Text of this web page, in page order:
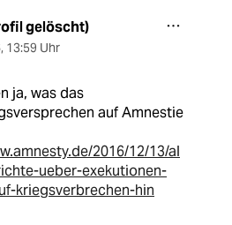
gelöscht)
, 13:59 Uhr
ja, was das
auf Amnestie
2016/12/13/al
ueber-exekutionen-
kriegsverbrechen-hin